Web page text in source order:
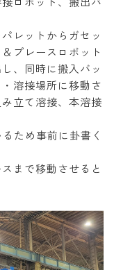
レットからガセッ
プレースロボット
、同時に搬入バッ
溶接場所に移動さ
立て溶接、本溶接
ため事前に卦書く
まで移動させると